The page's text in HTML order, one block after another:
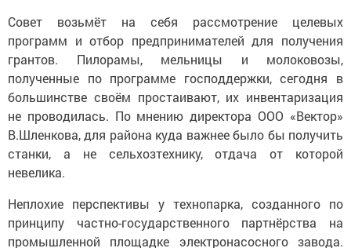
Совет возьмёт на себя рассмотрение целевых
программ и отбор предпринимателей для получения
грантов. Пилорамы, мельницы и молоковозы,
полученные по программе господдержки, сегодня в
большинстве своём простаивают, их инвентаризация
не проводилась. По мнению директора ООО «Вектор»
В.Шленкова, для района куда важнее было бы получить
станки, а не сельхозтехнику, отдача от которой
невелика.
Неплохие перспективы у технопарка, созданного по
принципу частно-государственного партнёрства на
промышленной площадке электронасосного завода.